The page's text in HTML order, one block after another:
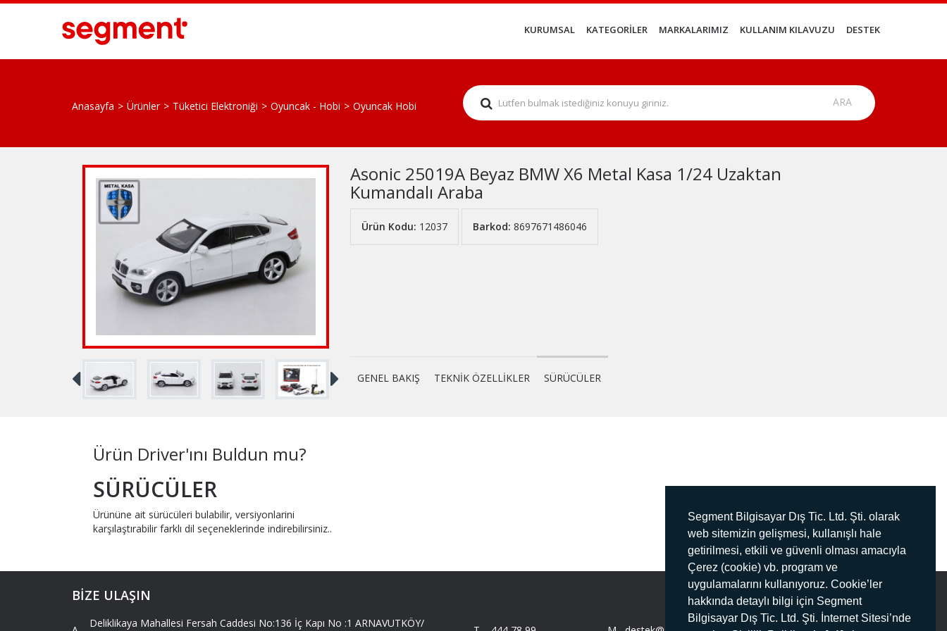
Segment Bilgisayar Dış Tic. Ltd. Şti. olarak
web sitemizin gelişmesi, kullanışlı hale
getirilmesi, etkili ve güvenli olması amacıyla
Çerez (cookie) vb. program ve
uygulamalarını kullanıyoruz. Cookie’ler
hakkında detaylı bilgi için Segment
Bilgisayar Dış Tic. Ltd. Şti. İnternet Sitesi’nde
KURUMSAL KATEGORİLER MARKALARIMIZ KULLANIM KILAVUZU DESTEK
Anasayfa Ürünler Tüketici Elektroniği Oyuncak - Hobi Oyuncak Hobi
Asonic 25019A Beyaz BMW X6 Metal Kasa 1/24 Uzaktan
Kumandalı Araba
Ürün Kodu: 12037 Barkod: 8697671486046
GENEL BAKIŞ TEKNİK ÖZELLİKLER SÜRÜCÜLER
Ürün Driver'ını Buldun mu?
SÜRÜCÜLER
Ürününe ait sürücüleri bulabilir, versiyonlarini
karşılaştırabilir farklı dil seçeneklerinde indirebilirsiniz..
BİZE ULAŞIN
Deliklikaya Mahallesi Fersah Caddesi No:136 İç Kapı No :1 ARNAVUTKÖY/